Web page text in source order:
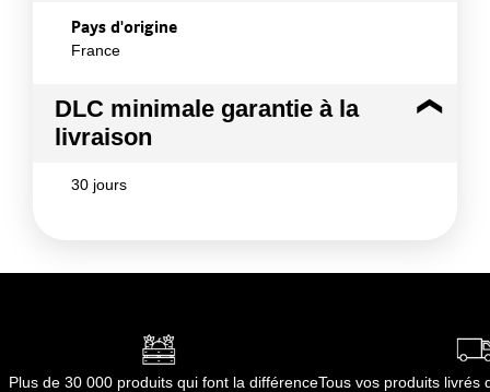
Pays d'origine
France
DLC minimale garantie à la
livraison
30 jours
Plus de 30 000 produits qui font la différenceTous vos produits livrés